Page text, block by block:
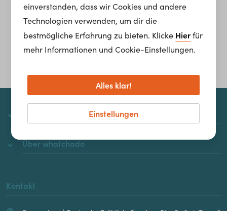
Homepage
Über whatchado
Kontakt
einverstanden, dass wir Cookies und andere
Technologien verwenden, um dir die
bestmögliche Erfahrung zu bieten. Klicke Hierfür
mehr Informationen und Cookie-Einstellungen.
Einstellungen
Alles klar!